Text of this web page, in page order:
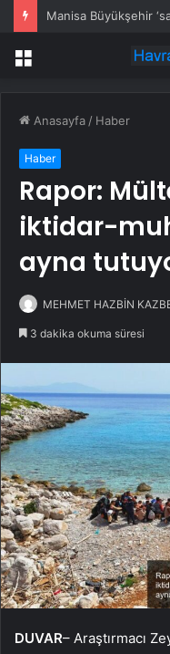
Manisa Büyükşehir
Menü
Anasayfa / Haber
Haber
Rapor:
iktidar-
ayna
MEHMET HAZBİN
3 dakika okuma süresi
DUVAR– Araştırmacı